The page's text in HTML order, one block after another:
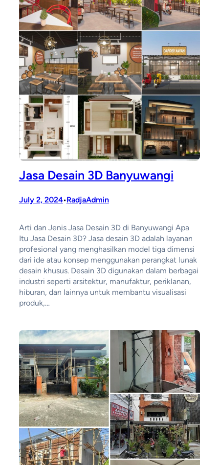
Jasa Desain 3D Banyuwangi
July 2, 2024•RadjaAdmin
Arti dan Jenis Jasa Desain 3D di Banyuwangi Apa
Itu Jasa Desain 3D? Jasa desain 3D adalah layanan
profesional yang menghasilkan model tiga dimensi
dari ide atau konsep menggunakan perangkat lunak
desain khusus. Desain 3D digunakan dalam berbagai
industri seperti arsitektur, manufaktur, periklanan,
hiburan, dan lainnya untuk membantu visualisasi
produk,…